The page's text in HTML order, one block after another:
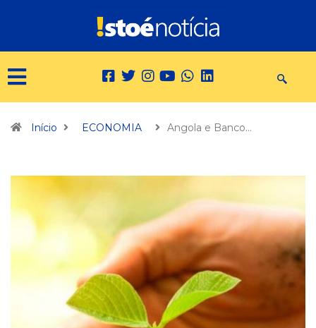
Início ECONOMIA Angola e Banco…